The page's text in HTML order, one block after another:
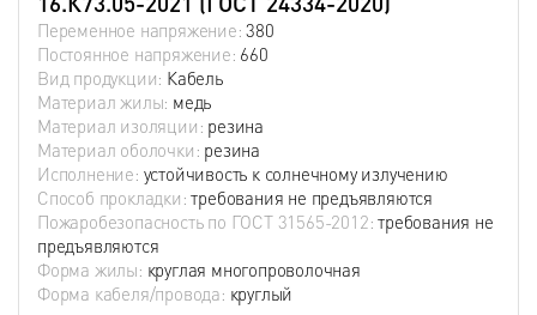
Переменное напряжение:380
Постоянное напряжение: 660
Вид продукции: Кабель
Материал жилы: медь
Материал изоляции: резина
Материал оболочки: резина
Исполнение: устойчивость к солнечному излучению
Способ прокладки:требования не предъявляются
Пожаробезопасность по ГОСТ 31565-2012:требования не
предъявляются
Форма жилы: круглая многопроволочная
Форма кабеля/провода: круглый